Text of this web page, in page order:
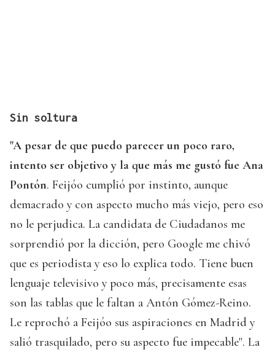
Sin soltura
"A pesar de que puedo parecer un poco raro,
intento ser objetivo y la que más me gustó fue Ana
Pontón. Feijóo cumplió por instinto, aunque
demacrado y con aspecto mucho más viejo, pero eso
no le perjudica. La candidata de Ciudadanos me
sorprendió por la dicción, pero Google me chivó
que es periodista y eso lo explica todo. Tiene buen
lenguaje televisivo y poco más, precisamente esas
son las tablas que le faltan a Antón Gómez-Reino.
Le reprochó a Feijóo sus aspiraciones en Madrid y
salió trasquilado, pero su aspecto fue impecable". La